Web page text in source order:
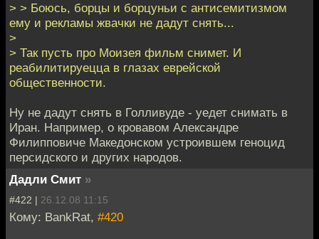
> > Боюсь, борцы и борцуньи с антисемитизмом
ему и рекламы жвачки не дадут снять...
>
> Так пусть про Моизея фильм снимет. И
реабилитируецца в глазах еврейской
общественности.
Ну не дадут снять в Голливуде - уедет снимать в
Иран. Например, о кровавом Александре
Филипповиче Македонском устроившем геноцид
персидского и других народов.
Дадли Смит »
#422 | 26.12.08 11:15
Кому: BankRat, #420